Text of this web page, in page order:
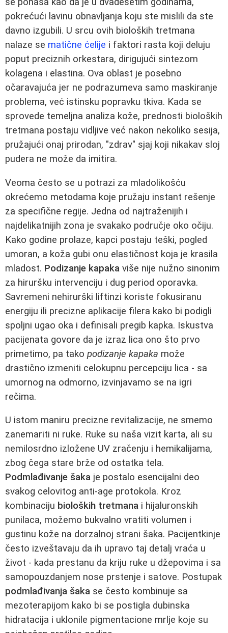
pokrećući lavinu obnavljanja koju ste mislili da ste
davno izgubili. U srcu ovih bioloških tretmana
nalaze se matične ćelije i faktori rasta koji deluju
poput preciznih orkestara, dirigujući sintezom
kolagena i elastina. Ova oblast je posebno
očaravajuća jer ne podrazumeva samo maskiranje
problema, već istinsku popravku tkiva. Kada se
sprovede temeljna analiza kože, prednosti bioloških
tretmana postaju vidljive već nakon nekoliko sesija,
pružajući onaj prirodan, "zdrav" sjaj koji nikakav sloj
pudera ne može da imitira.
Veoma često se u potrazi za mladolikošću
okrećemo metodama koje pružaju instant rešenje
za specifične regije. Jedna od najtraženijih i
najdelikatnijih zona je svakako područje oko očiju.
Kako godine prolaze, kapci postaju teški, pogled
umoran, a koža gubi onu elastičnost koja je krasila
mladost. Podizanje kapaka više nije nužno sinonim
za hiruršku intervenciju i dug period oporavka.
Savremeni nehirurški liftinzi koriste fokusiranu
energiju ili precizne aplikacije filera kako bi podigli
spoljni ugao oka i definisali pregib kapka. Iskustva
pacijenata govore da je izraz lica ono što prvo
primetimo, pa tako podizanje kapaka može
drastično izmeniti celokupnu percepciju lica - sa
umornog na odmorno, izvinjavamo se na igri
rečima.
U istom maniru precizne revitalizacije, ne smemo
zanemariti ni ruke. Ruke su naša vizit karta, ali su
nemilosrdno izložene UV zračenju i hemikalijama,
zbog čega stare brže od ostatka tela.
Podmlađivanje šaka je postalo esencijalni deo
svakog celovitog anti-age protokola. Kroz
kombinaciju bioloških tretmana i hijaluronskih
punilaca, možemo bukvalno vratiti volumen i
gustinu kože na dorzalnoj strani šaka. Pacijentkinje
često izveštavaju da ih upravo taj detalj vraća u
život - kada prestanu da kriju ruke u džepovima i sa
samopouzdanjem nose prstenje i satove. Postupak
podmlađivanja šaka se često kombinuje sa
mezoterapijom kako bi se postigla dubinska
hidratacija i uklonile pigmentacione mrlje koje su